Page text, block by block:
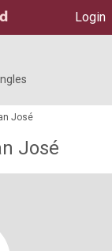
Login
José
José